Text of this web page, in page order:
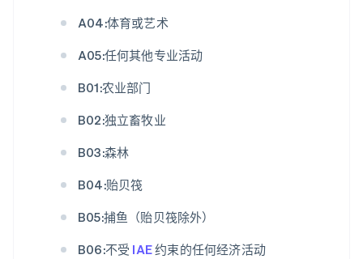
A04:体育或艺术
A05:任何其他专业活动
B01:农业部门
B02:独立畜牧业
B03:森林
B04:贻贝筏
B05:捕鱼（贻贝筏除外）
B06:不受 IAE约束的任何经济活动